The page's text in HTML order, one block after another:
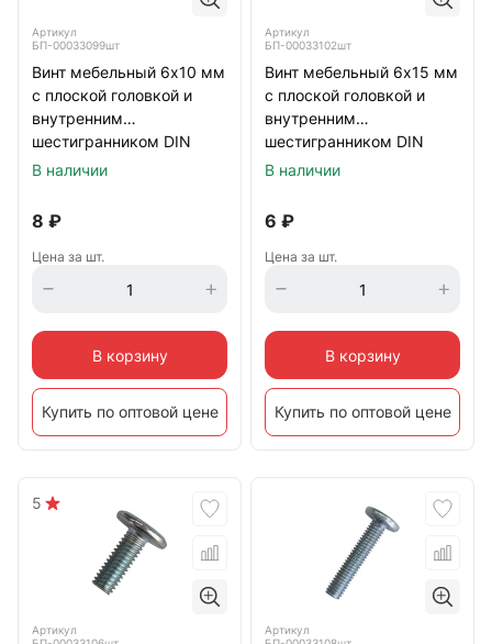
Артикул
БП-00033099шт
Винт мебельный 6х10 мм
с плоской головкой и
внутренним
шестигранником DIN
7420, оцинкованный
В наличии
8 ₽
Цена за шт.
В корзину
Купить по оптовой цене
Артикул
БП-00033102шт
Винт мебельный 6х15 мм
с плоской головкой и
внутренним
шестигранником DIN
7420, оцинкованный
В наличии
6 ₽
Цена за шт.
В корзину
Купить по оптовой цене
5
Артикул
Артикул